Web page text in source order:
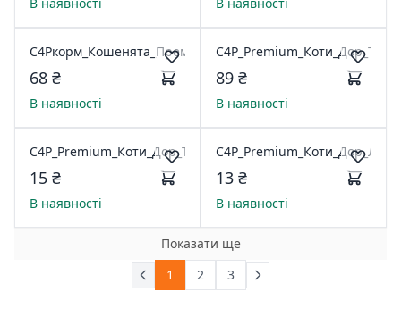
C4Pкорм_Кошенята_Премiум_Курка300г
68 ₴
В наявності
89 ₴
В наявності
C4P_Premium_Коти_Дор_Телятина_Соус_100г
15 ₴
В наявності
13 ₴
В наявності
Показати ще
1
2 3